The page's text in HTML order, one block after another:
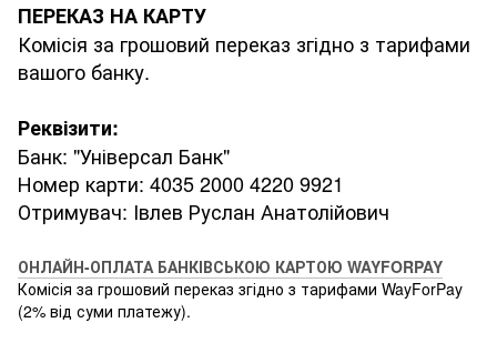
ПЕРЕКАЗ НА КАРТУ
Комісія за грошовий переказ згідно з тарифами
вашого банку.
Реквізити:
Банк: "Універсал Банк"
Номер карти: 4035 2000 4220 9921
Отримувач: Івлев Руслан Анатолійович
ОНЛАЙН-ОПЛАТА БАНКІВСЬКОЮ КАРТОЮ WAYFORPAY
Комісія за грошовий переказ згідно з тарифами WayForPay
(2% від суми платежу).